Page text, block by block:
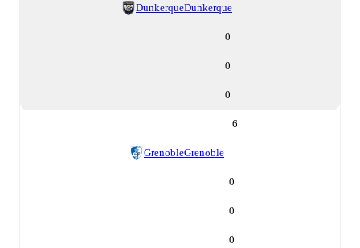
DunkerqueDunkerque
0
0
0
6
GrenobleGrenoble
0
0
0